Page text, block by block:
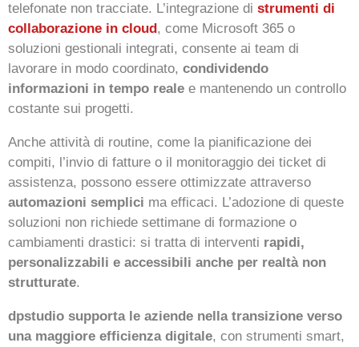
telefonate non tracciate. L’integrazione di strumenti di
collaborazione in cloud, come Microsoft 365 o
soluzioni gestionali integrati, consente ai team di
lavorare in modo coordinato, condividendo
informazioni in tempo reale e mantenendo un controllo
costante sui progetti.
Anche attività di routine, come la pianificazione dei
compiti, l’invio di fatture o il monitoraggio dei ticket di
assistenza, possono essere ottimizzate attraverso
automazioni semplici ma efficaci. L’adozione di queste
soluzioni non richiede settimane di formazione o
cambiamenti drastici: si tratta di interventi rapidi,
personalizzabili e accessibili anche per realtà non
strutturate.
dpstudio supporta le aziende nella transizione verso
una maggiore efficienza digitale, con strumenti smart,